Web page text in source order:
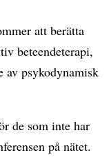
att berätta
beteendeterapi,
av psykodynamisk
de som inte har
på nätet.